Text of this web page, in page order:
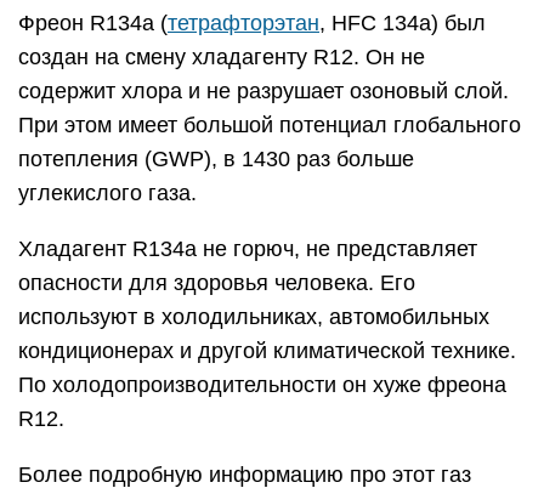
Фреон R134a (тетрафторэтан, HFC 134a) был
создан на смену хладагенту R12. Он не
содержит хлора и не разрушает озоновый слой.
При этом имеет большой потенциал глобального
потепления (GWP), в 1430 раз больше
углекислого газа.
Хладагент R134a не горюч, не представляет
опасности для здоровья человека. Его
используют в холодильниках, автомобильных
кондиционерах и другой климатической технике.
По холодопроизводительности он хуже фреона
R12.
Более подробную информацию про этот газ